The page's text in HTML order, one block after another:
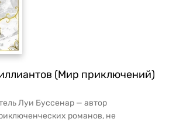
(Мир приключений)
Луи Буссенар — автор
романов, не